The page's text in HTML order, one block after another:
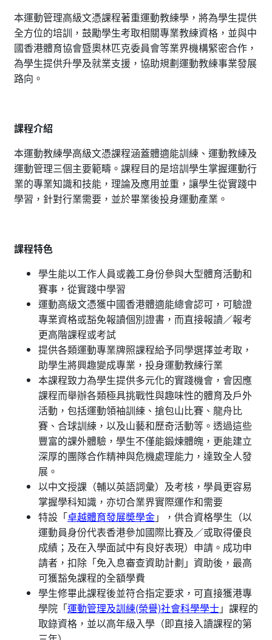
本運動管理高級文憑課程著重運動教練學，將為學生提供
全方位的培訓，鼓勵學生考取相關專業教練資格，並與中
國香港體育協會暨奧林匹克委員會等業界機構緊密合作，
為學生提供升學及就業支援，協助規劃運動教練事業發展
路向。
課程介紹
本運動教練學高級文憑課程涵蓋體適能訓練、運動教練及
運動管理三個主要範疇。課程目的是培訓學生掌握運動行
業的專業知識和技能，理論及應用並重，讓學生從實踐中
學習，針對行業需要，並於畢業後投身運動產業。
課程特色
學生能以工作人員或義工身份參與大型體育活動和
賽事，從實踐中學習
運動高級文憑獲中國香港體適能總會認可，可驗證
專業資格或豁免報讀個別證書，而直接報讀／報考
更高階課程或考試
提供各類運動專業牌照課程給予同學選擇並考取，
助學生將興趣變成專業，投身運動教練行業
本課程致力為學生提供多元化的實踐機會，會因應
課程而舉辦各類極具挑戰性與趣味性的體育及戶外
活動，包括運動領袖訓練、搶包山比賽、龍舟比
賽、合球訓練，以及山藝和歷奇活動等。透過這些
豐富的課外體驗，學生不僅能鍛煉體魄，更能建立
深厚的團隊合作精神與危機處理能力，達致全人發
展。
以中文授課（輔以英語詞彙）及考核，學員更容易
掌握學科知識，亦切合業界實際運作和需要
特設「卓越體育發展奬學金」，供合資格學生（以
運動員身份代表香港參加國際比賽及／或取得優良
成績；及在入學面試中有良好表現）申請。成功申
請者，扣除「免入息審查資助計劃」資助後，最高
可獲豁免課程的全額學費
學生修畢此課程後並符合指定要求，可直接獲港專
學院「運動管理及訓練(榮譽)社會科學學士」課程的
取錄資格，並以高年級入學（即直接入讀課程的第